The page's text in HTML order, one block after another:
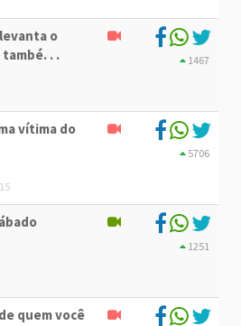
o
. .
1467
vítima do
5706
1251
quem você